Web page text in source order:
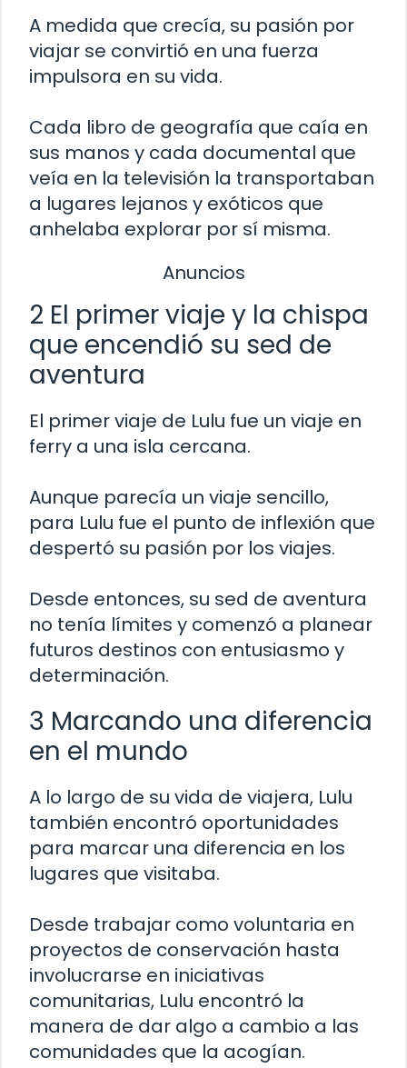
A medida que crecía, su pasión por
viajar se convirtió en una fuerza
impulsora en su vida.
Cada libro de geografía que caía en
sus manos y cada documental que
veía en la televisión la transportaban
a lugares lejanos y exóticos que
anhelaba explorar por sí misma.
Anuncios
2 El primer viaje y la chispa
que encendió su sed de
aventura
El primer viaje de Lulu fue un viaje en
ferry a una isla cercana.
Aunque parecía un viaje sencillo,
para Lulu fue el punto de inflexión que
despertó su pasión por los viajes.
Desde entonces, su sed de aventura
no tenía límites y comenzó a planear
futuros destinos con entusiasmo y
determinación.
3 Marcando una diferencia
en el mundo
A lo largo de su vida de viajera, Lulu
también encontró oportunidades
para marcar una diferencia en los
lugares que visitaba.
Desde trabajar como voluntaria en
proyectos de conservación hasta
involucrarse en iniciativas
comunitarias, Lulu encontró la
manera de dar algo a cambio a las
comunidades que la acogían.